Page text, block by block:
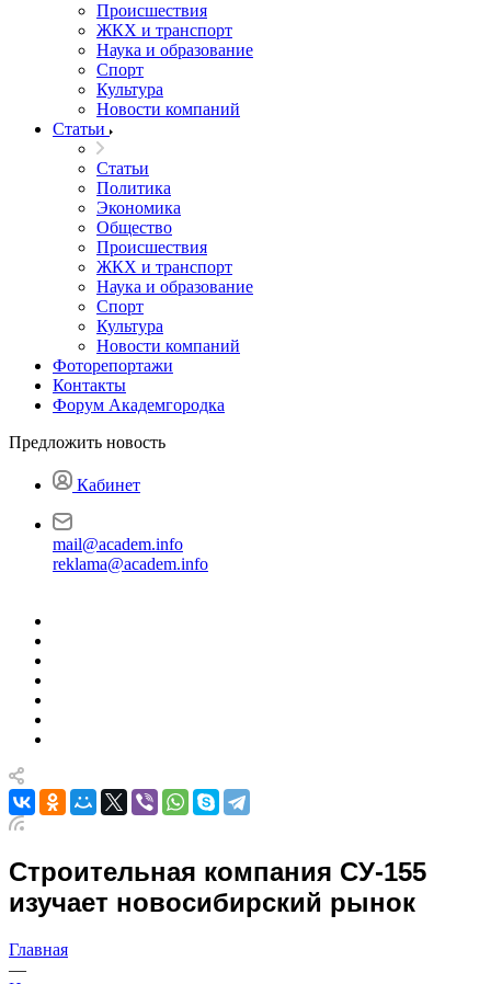
Происшествия
ЖКХ и транспорт
Наука и образование
Спорт
Культура
Новости компаний
Статьи
Статьи
Политика
Экономика
Общество
Происшествия
ЖКХ и транспорт
Наука и образование
Спорт
Культура
Новости компаний
Фоторепортажи
Контакты
Форум Академгородка
Предложить новость
Кабинет
mail@academ.info
reklama@academ.info
Строительная компания СУ-155
изучает новосибирский рынок
Главная
—